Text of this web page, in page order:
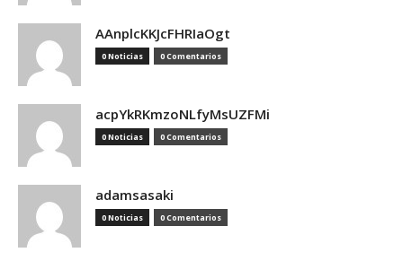
AAnplcKKJcFHRIaOgt
0 Noticias 0 Comentarios
acpYkRKmzoNLfyMsUZFMi
0 Noticias 0 Comentarios
adamsasaki
0 Noticias 0 Comentarios